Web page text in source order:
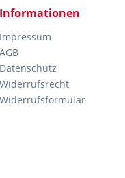
Informationen
Impressum
AGB
Datenschutz
Widerrufsrecht
Widerrufsformular